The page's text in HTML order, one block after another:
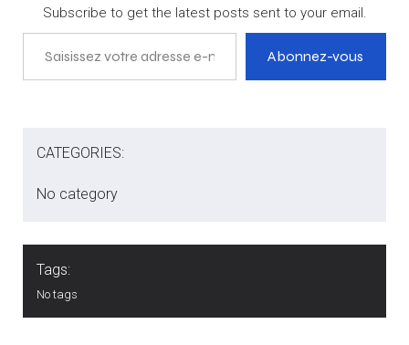
Subscribe to get the latest posts sent to your email.
Saisissez votre adresse e-mail…
Abonnez-vous
CATEGORIES:
No category
Tags:
No tags